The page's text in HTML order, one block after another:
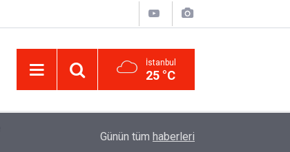
İstanbul
25 °C
Sağlık Sigortası Dikkat Çekti
Günün tüm haberleri